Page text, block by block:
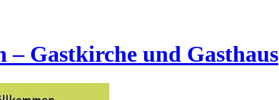
– Gastkirche und Gasthaus